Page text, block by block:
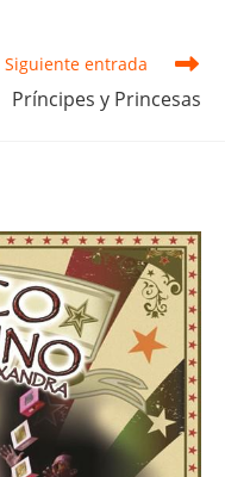
Siguiente entrada
Príncipes y Princesas